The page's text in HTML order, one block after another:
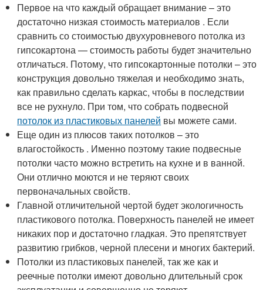
Первое на что каждый обращает внимание – это
достаточно низкая стоимость материалов . Если
сравнить со стоимостью двухуровневого потолка из
гипсокартона — стоимость работы будет значительно
отличаться. Потому, что гипсокартонные потолки – это
конструкция довольно тяжелая и необходимо знать,
как правильно сделать каркас, чтобы в последствии
все не рухнуло. При том, что собрать подвесной
потолок из пластиковых панелей вы можете сами.
Еще один из плюсов таких потолков – это
влагостойкость . Именно поэтому такие подвесные
потолки часто можно встретить на кухне и в ванной.
Они отлично моются и не теряют своих
первоначальных свойств.
Главной отличительной чертой будет экологичность
пластикового потолка. Поверхность панелей не имеет
никаких пор и достаточно гладкая. Это препятствует
развитию грибков, черной плесени и многих бактерий.
Потолки из пластиковых панелей, так же как и
реечные потолки имеют довольно длительный срок